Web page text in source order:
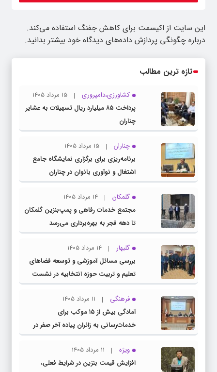
این سایت از اکیسمت برای کاهش جفنگ استفاده می‌کند.
درباره چگونگی پردازش داده‌های دیدگاه خود بیشتر بدانید.
تازه ترین مطالب
کشاورزی،دامپروری
15 مرداد 1405
پرداخت ۸۵ میلیارد ریال تسهیلات به عشایر
چناران
چناران
15 مرداد 1405
برنامه‌ریزی برای برگزاری نمایشگاه جامع
اشتغال و نوآوری بانوان در چناران
گلمکان
14 مرداد 1405
مجتمع خدمات رفاهی و پمپ‌بنزین گلمکان
تا دهه فجر به بهره‌برداری می‌رسد
گلبهار
14 مرداد 1405
بررسی مسائل آموزشی و توسعه فضاهای
تعلیم و تربیت حوزه انتخابیه در نشست
مشترک عضو کمیسیون آموزش مجلس با
مدیرکل آموزش و پرورش خراسان رضوی
فرهنگی
11 مرداد 1405
آمادگی بیش از ۱۵ موکب برای
خدمات‌رسانی به زائران پیاده آخر صفر در
شهرستان چناران
ویژه
11 مرداد 1405
افزایش قیمت بنزین در شرایط فعلی،